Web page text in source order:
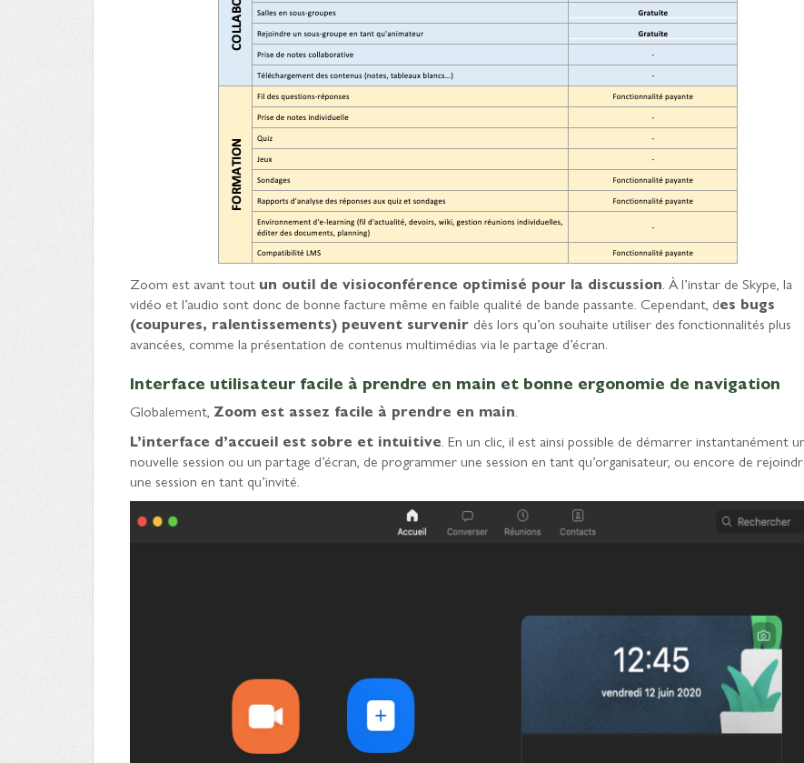
Zoom est avant tout un outil de visioconférence optimisé pour la discussion. À l’instar de Skype, la
vidéo et l’audio sont donc de bonne facture même en faible qualité de bande passante. Cependant, des bugs
(coupures, ralentissements) peuvent survenir dès lors qu’on souhaite utiliser des fonctionnalités plus
avancées, comme la présentation de contenus multimédias via le partage d’écran.
Interface utilisateur facile à prendre en main et bonne ergonomie de navigation
Globalement, Zoom est assez facile à prendre en main.
L’interface d’accueil est sobre et intuitive. En un clic, il est ainsi possible de démarrer instantanément
nouvelle session ou un partage d’écran, de programmer une session en tant qu’organisateur, ou encore de
une session en tant qu’invité.